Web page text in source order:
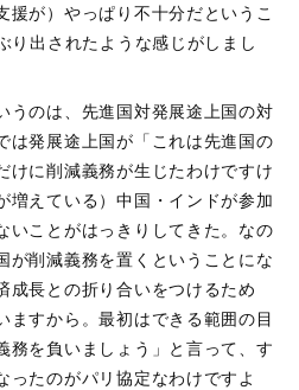
援が）やっぱり不十分だというこ
り出されたような感じがしまし
のは、先進国対発展途上国の対
は発展途上国が「これは先進国の
けに削減義務が生じたわけですけ
増えている）中国・インドが参加
いことがはっきりしてきた。なの
が削減義務を置くということにな
成長との折り合いをつけるため
ますから。最初はできる範囲の目
務を負いましょう」と言って、す
ったのがパリ協定なわけですよ